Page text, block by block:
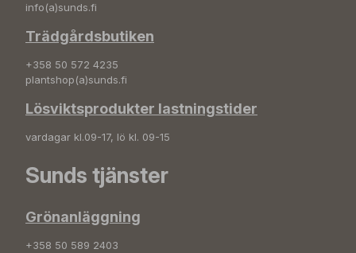
info(a)sunds.fi
Trädgårdsbutiken
+358 50 572 4235
plantshop(a)sunds.fi
Lösviktsprodukter lastningstider
vardagar kl.09-17, lö kl. 09-15
Sunds tjänster
Grönanläggning
+358 50 589 2403